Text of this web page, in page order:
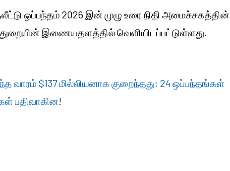
ஒப்பந்தம் 2026 இன் முழு உரை நிதி அமைச்சகத்தின்
இணையதளத்தில் வெளியிடப்பட்டுள்ளது.
வாரம் $137 மில்லியனாக குறைந்தது; 24 ஒப்பந்தங்கள்
பதிவாகின!